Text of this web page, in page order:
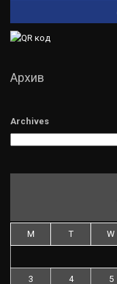
Архив
Archives
M T W
3 4 5